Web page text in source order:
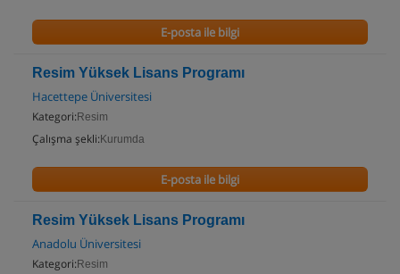
E-posta ile bilgi
Resim Yüksek Lisans Programı
Hacettepe Üniversitesi
Kategori: Resim
Çalışma şekli: Kurumda
E-posta ile bilgi
Resim Yüksek Lisans Programı
Anadolu Üniversitesi
Kategori: Resim